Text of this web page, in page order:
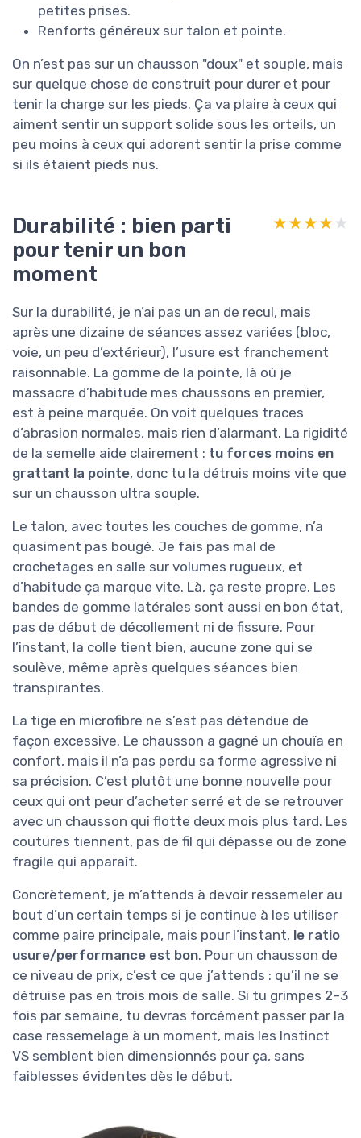
petites prises.
Renforts généreux sur talon et pointe.
On n’est pas sur un chausson "doux" et souple, mais
sur quelque chose de construit pour durer et pour
tenir la charge sur les pieds. Ça va plaire à ceux qui
aiment sentir un support solide sous les orteils, un
peu moins à ceux qui adorent sentir la prise comme
si ils étaient pieds nus.
Durabilité : bien parti
pour tenir un bon
moment
★★★★★
★★★★★
Sur la durabilité, je n’ai pas un an de recul, mais
après une dizaine de séances assez variées (bloc,
voie, un peu d’extérieur), l’usure est franchement
raisonnable. La gomme de la pointe, là où je
massacre d’habitude mes chaussons en premier,
est à peine marquée. On voit quelques traces
d’abrasion normales, mais rien d’alarmant. La rigidité
de la semelle aide clairement : tu forces moins en
grattant la pointe, donc tu la détruis moins vite que
sur un chausson ultra souple.
Le talon, avec toutes les couches de gomme, n’a
quasiment pas bougé. Je fais pas mal de
crochetages en salle sur volumes rugueux, et
d’habitude ça marque vite. Là, ça reste propre. Les
bandes de gomme latérales sont aussi en bon état,
pas de début de décollement ni de fissure. Pour
l’instant, la colle tient bien, aucune zone qui se
soulève, même après quelques séances bien
transpirantes.
La tige en microfibre ne s’est pas détendue de
façon excessive. Le chausson a gagné un chouïa en
confort, mais il n’a pas perdu sa forme agressive ni
sa précision. C’est plutôt une bonne nouvelle pour
ceux qui ont peur d’acheter serré et de se retrouver
avec un chausson qui flotte deux mois plus tard. Les
coutures tiennent, pas de fil qui dépasse ou de zone
fragile qui apparaît.
Concrètement, je m’attends à devoir ressemeler au
bout d’un certain temps si je continue à les utiliser
comme paire principale, mais pour l’instant, le ratio
usure/performance est bon. Pour un chausson de
ce niveau de prix, c’est ce que j’attends : qu’il ne se
détruise pas en trois mois de salle. Si tu grimpes 2–3
fois par semaine, tu devras forcément passer par la
case ressemelage à un moment, mais les Instinct
VS semblent bien dimensionnés pour ça, sans
faiblesses évidentes dès le début.